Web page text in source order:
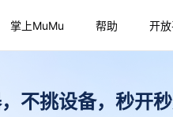
掌上MuMu 帮助 开
不挑设备，秒开秒